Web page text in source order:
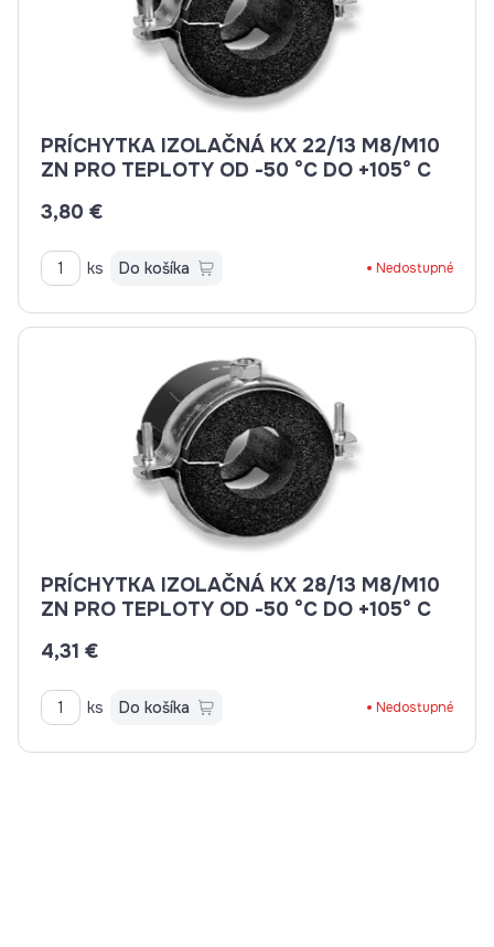
PRÍCHYTKA IZOLAČNÁ KX 22/13 M8/M10
ZN PRO TEPLOTY OD -50 °C DO +105° C
3,80 €
ks Do košíka Nedostupné
PRÍCHYTKA IZOLAČNÁ KX 28/13 M8/M10
ZN PRO TEPLOTY OD -50 °C DO +105° C
4,31 €
ks Do košíka Nedostupné